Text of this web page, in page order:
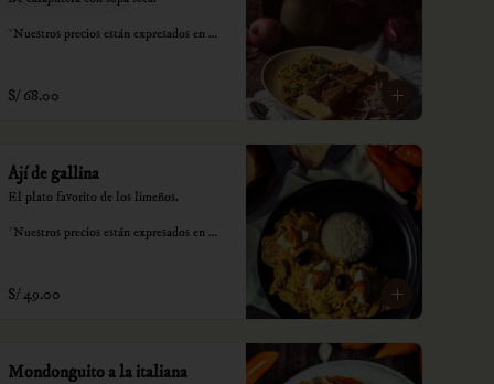
*Nuestros precios están expresados en
S/ 68.00
Ají de gallina
El plato favorito de los limeños.
*Nuestros precios están expresados en
S/ 49.00
Mondonguito a la italiana